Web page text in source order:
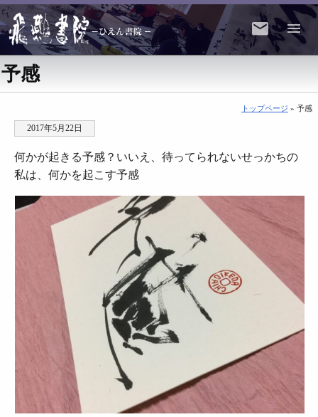
予感
トップページ » 予感
2017年5月22日
何かが起きる予感？いいえ、待ってられないせっかちの
私は、何かを起こす予感